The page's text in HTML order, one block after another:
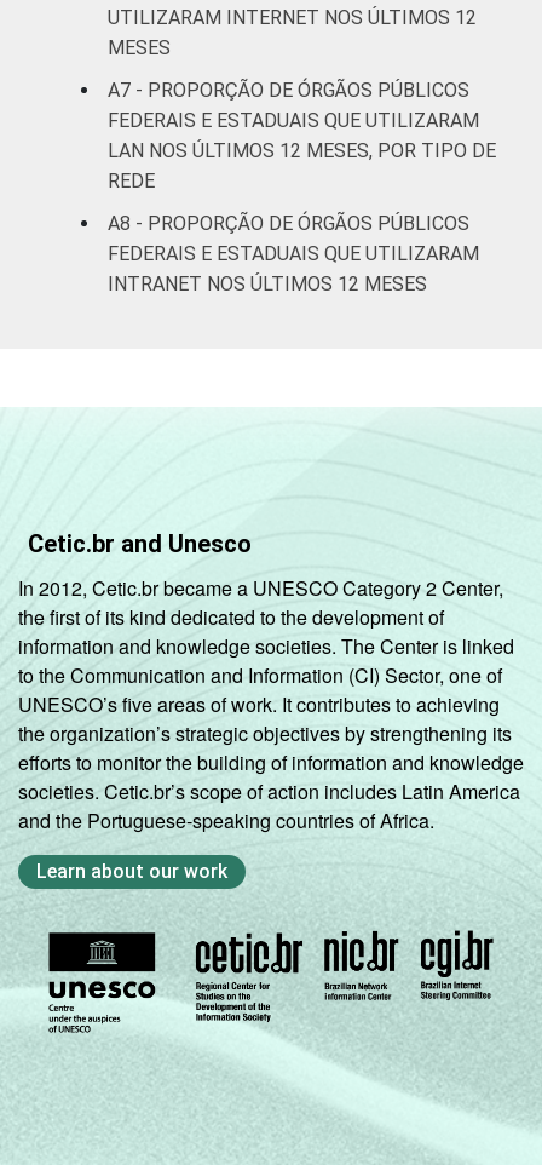
UTILIZARAM INTERNET NOS ÚLTIMOS 12
MESES
A7 - PROPORÇÃO DE ÓRGÃOS PÚBLICOS
FEDERAIS E ESTADUAIS QUE UTILIZARAM
LAN NOS ÚLTIMOS 12 MESES, POR TIPO DE
REDE
A8 - PROPORÇÃO DE ÓRGÃOS PÚBLICOS
FEDERAIS E ESTADUAIS QUE UTILIZARAM
INTRANET NOS ÚLTIMOS 12 MESES
Cetic.br and Unesco
In 2012, Cetic.br became a UNESCO Category 2 Center,
the first of its kind dedicated to the development of
information and knowledge societies. The Center is linked
to the Communication and Information (CI) Sector, one of
UNESCO’s five areas of work. It contributes to achieving
the organization’s strategic objectives by strengthening its
efforts to monitor the building of information and knowledge
societies. Cetic.br’s scope of action includes Latin America
and the Portuguese-speaking countries of Africa.
Learn about our work